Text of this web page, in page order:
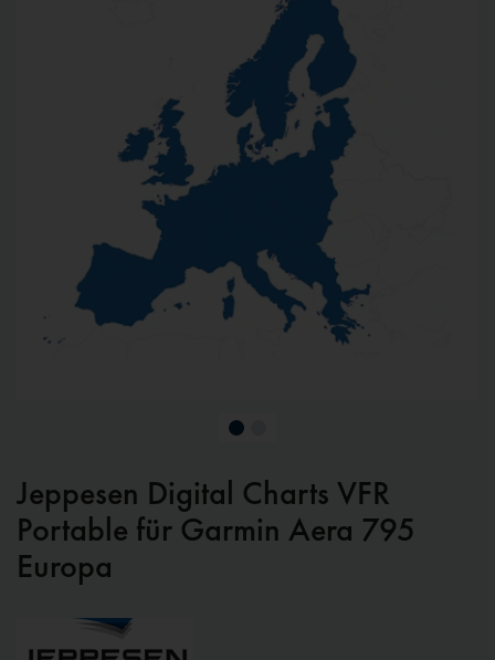
Jeppesen Digital Charts VFR
Portable für Garmin Aera 795
Europa